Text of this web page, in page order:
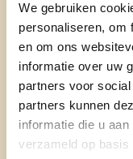
We gebruiken
personaliseren, om
en om ons
informatie over uw
partners voor
partners kunnen
informatie die u
verzameld op
waarom cd&v
onze partij
nieuws